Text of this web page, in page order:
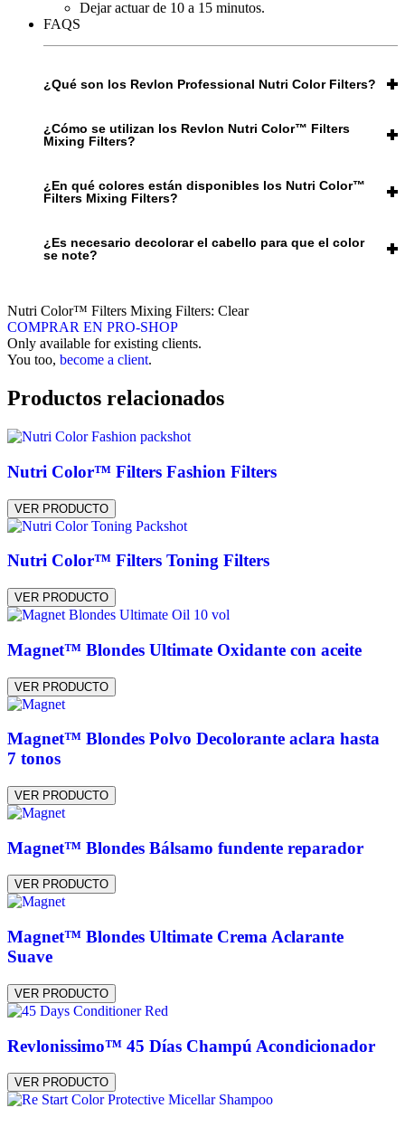
Dejar actuar de 10 a 15 minutos.
FAQS
¿Qué son los Revlon Professional Nutri Color Filters?
coloración semipermanente diseñadas para crear efectos pastel
y multidimensionales en el cabello. Enriquecidas con
reducen la rotura, permitiendo tonos personalizables gracias a
sus filtros mezclables para obtener resultados sedosos,
vibrantes y brillantes.
¿Cómo se utilizan los Revlon Nutri Color™ Filters
Mixing Filters?
Filters, mezcla 1 parte de un filtro Fashion o Toning con 5
partes de Nutri Color™ Cream CLEAR, ajustando la
cabello, deja actuar de 10 a 15 minutos y aclara para lograr
resultados vibrantes y multidimensionales.
¿En qué colores están disponibles los Nutri Color™
Filters Mixing Filters?
Shadow, Blush y Clear. Utiliza estos tonos individualmente o
mézclalos para crear tonos pastel personalizados, aportando
iónicos.
¿Es necesario decolorar el cabello para que el color
se note?
pero la intensidad del tono variará según la base de partida.
Algunas opciones son más eficaces sobre bases previamente
aclaradas o más claras. Sin embargo, los nuevos Cool Browns,
recientemente lanzados, están formulados con preajustes
neutralizantes que eliminan al instante los tonos cálidos y el
sobre cabellos más oscuros.
Nutri Color™ Filters Mixing Filters: Clear
COMPRAR EN PRO-SHOP
Only available for existing clients.
You too, become a client.
Productos relacionados
Nutri Color™ Filters Fashion Filters
VER PRODUCTO
Nutri Color™ Filters Toning Filters
VER PRODUCTO
Magnet™ Blondes Ultimate Oxidante con aceite
VER PRODUCTO
Magnet™ Blondes Polvo Decolorante aclara hasta
7 tonos
VER PRODUCTO
Magnet™ Blondes Bálsamo fundente reparador
VER PRODUCTO
Magnet™ Blondes Ultimate Crema Aclarante
Suave
VER PRODUCTO
Revlonissimo™ 45 Días Champú Acondicionador
VER PRODUCTO